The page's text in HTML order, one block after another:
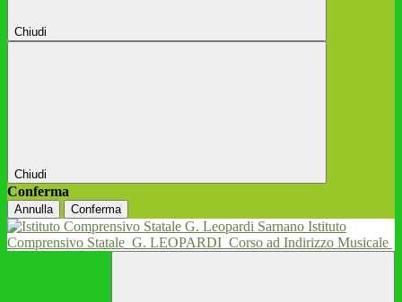
Chiudi
Chiudi
Conferma
Annulla Conferma
Istituto
Comprensivo Statale G. LEOPARDI Corso ad Indirizzo Musicale